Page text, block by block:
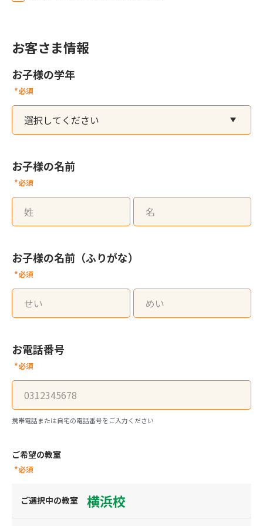
お客さま情報
お子様の学年
*必須
お子様の名前
*必須
お子様の名前（ふりがな）
*必須
お電話番号
*必須
携帯電話または自宅の電話番号をご入力ください
ご希望の教室
*必須
ご選択中の教室 横浜校